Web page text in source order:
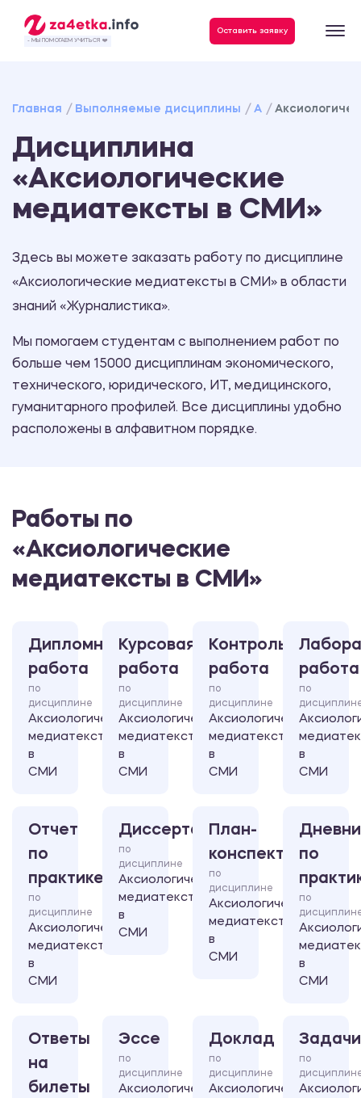
- МЫ ПОМОГАЕМ УЧИТЬСЯ ❤️
Оставить заявку
Главная Выполняемые дисциплины А
Дисциплина
«Аксиологические
медиатексты в СМИ»
Здесь вы можете заказать работу по дисциплине
«Аксиологические медиатексты в СМИ» в области
знаний «Журналистика».
Мы помогаем студентам с выполнением работ по
больше чем 15000 дисциплинам экономического,
технического, юридического, ИТ, медицинского,
гуманитарного профилей. Все дисциплины удобно
расположены в алфавитном порядке.
Работы по
«Аксиологические
медиатексты в СМИ»
Дипломная
работа
по
дисциплине
Аксиологические
медиатексты
в
СМИ
Курсовая
работа
по
дисциплине
Аксиологические
медиатексты
в
СМИ
Контрольная
работа
по
дисциплине
Аксиологические
медиатексты
в
СМИ
работа
по
в
СМИ
Отчет
по
практике
по
дисциплине
Аксиологические
медиатексты
в
СМИ
Диссертация
по
дисциплине
Аксиологические
медиатексты
в
СМИ
План-
конспект
по
дисциплине
Аксиологические
медиатексты
в
СМИ
по
по
в
СМИ
Ответы
на
билеты
Эссе
по
дисциплине
Аксиологические
Доклад
по
дисциплине
Аксиологические
Задачи
по